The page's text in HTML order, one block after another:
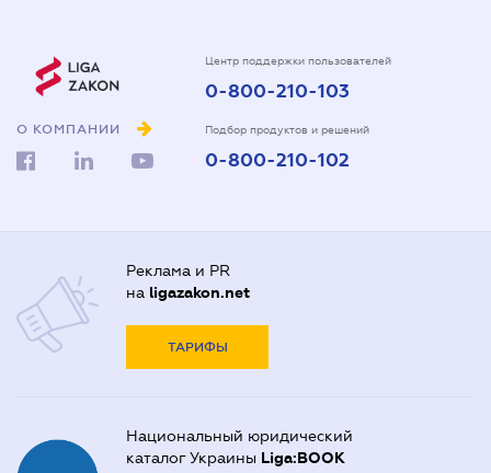
О КОМПАНИИ
Центр поддержки пользователей
0-800-210-103
Подбор продуктов и решений
0-800-210-102
Реклама и PR
на ligazakon.net
ТАРИФЫ
Национальный юридический
каталог Украины Liga:BOOK